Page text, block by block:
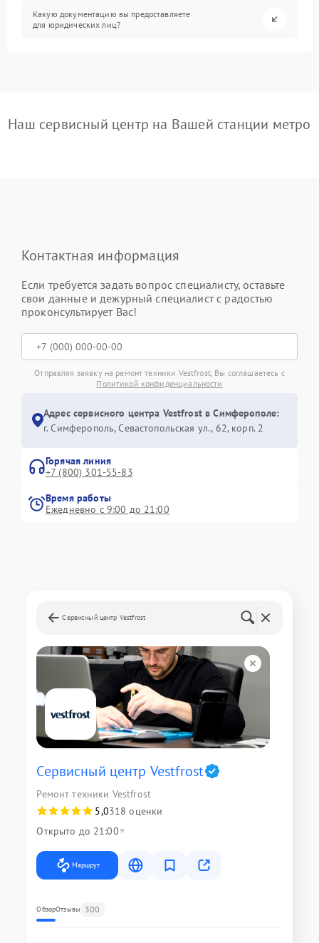
Какую документацию вы предоставляете
для юридических лиц?
Наш сервисный центр на Вашей станции метро
Контактная информация
Если требуется задать вопрос специалисту, оставьте
свои данные и дежурный специалист с радостью
проконсультирует Вас!
Отправляя заявку на ремонт техники Vestfrost, Вы соглашаетесь с
Политикой конфиденциальности
Адрес сервисного центра Vestfrost в Симферополе:
г. Симферополь, Севастопольская ул., 62, корп. 2
Горячая линия
+7 (800) 301-55-83
Время работы
Ежедневно с 9:00 до 21:00
Сервисный центр Vestfrost
Сервисный центр Vestfrost
Ремонт техники Vestfrost
5,0318 оценки
Открыто до 21:00
Маршрут
ОбзорОтзывы 300